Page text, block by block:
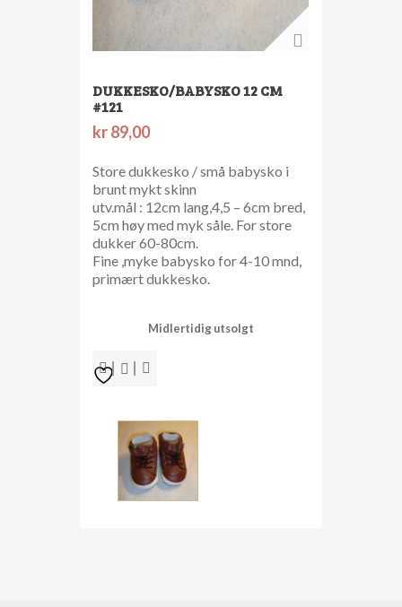
DUKKESKO/BABYSKO 12 CM
#121
kr89,00
Store dukkesko / små babysko i
brunt mykt skinn
utv.mål : 12cm lang,4,5 – 6cm bred,
5cm høy med myk såle. For store
dukker 60-80cm.
Fine ,myke babysko for 4-10 mnd,
primært dukkesko.
Midlertidig utsolgt